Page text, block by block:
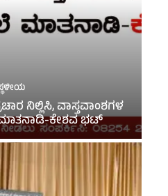
ನಿಲ್ಲಿಸಿ, ವಾಸ್ತವಾಂಶಗಳ
ಕೇಶವ ಭಟ್